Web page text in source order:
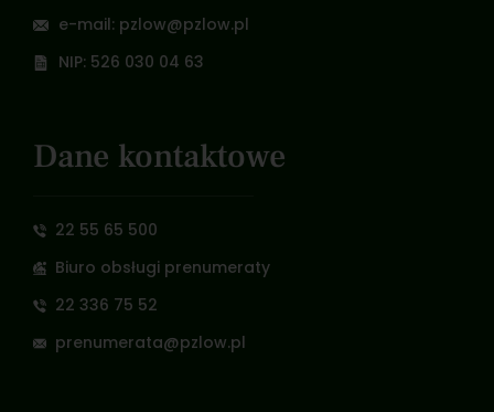
e-mail: pzlow@pzlow.pl
NIP: 526 030 04 63
Dane kontaktowe
22 55 65 500
Biuro obsługi prenumeraty
22 336 75 52
prenumerata@pzlow.pl